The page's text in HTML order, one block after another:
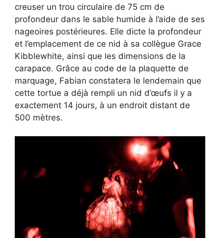
creuser un trou circulaire de 75 cm de
profondeur dans le sable humide à l’aide de ses
nageoires postérieures. Elle dicte la profondeur
et l’emplacement de ce nid à sa collègue Grace
Kibblewhite, ainsi que les dimensions de la
carapace. Grâce au code de la plaquette de
marquage, Fabian constatera le lendemain que
cette tortue a déjà rempli un nid d’œufs il y a
exactement 14 jours, à un endroit distant de
500 mètres.